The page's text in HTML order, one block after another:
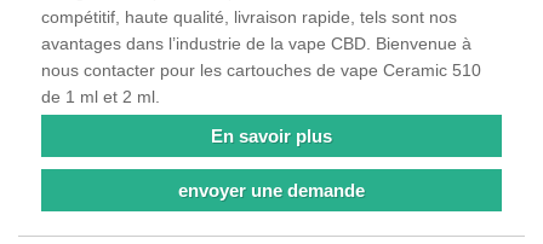
compétitif, haute qualité, livraison rapide, tels sont nos
avantages dans l’industrie de la vape CBD. Bienvenue à
nous contacter pour les cartouches de vape Ceramic 510
de 1 ml et 2 ml.
En savoir plus
envoyer une demande